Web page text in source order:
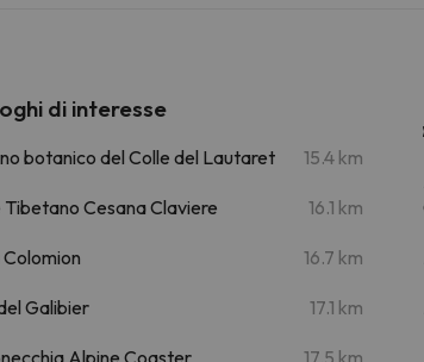
di interesse
botanico del Colle del Lautaret 15.4 km
Tibetano Cesana Claviere 16.1 km
16.7 km
Galibier 17.1 km
Alpine Coaster 17.5 km